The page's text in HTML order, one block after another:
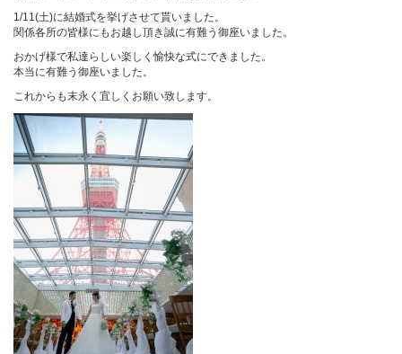
1/11(土)に結婚式を挙げさせて貰いました。
関係各所の皆様にもお越し頂き誠に有難う御座いました。
おかげ様で私達らしい楽しく愉快な式にできました。
本当に有難う御座いました。
これからも末永く宜しくお願い致します。